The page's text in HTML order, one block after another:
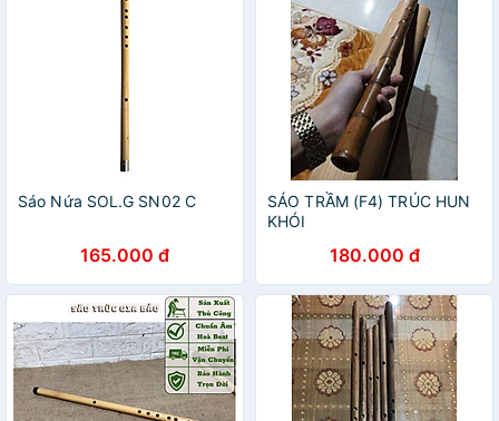
Sáo Nứa SOL.G SN02 C
165.000 đ
SÁO TRẦM (F4) TRÚC HUN
KHÓI
180.000 đ